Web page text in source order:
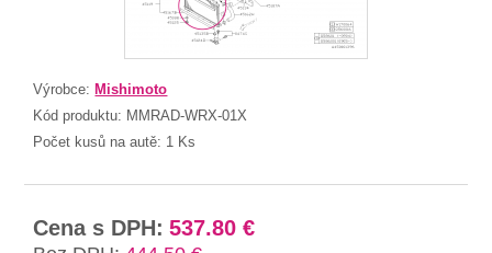
Výrobce:Mishimoto
Kód produktu: MMRAD-WRX-01X
Počet kusů na autě: 1 Ks
Cena s DPH: 537.80 €